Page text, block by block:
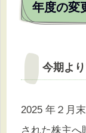
年度の変
今期よ
2025 年２月
された株主へ